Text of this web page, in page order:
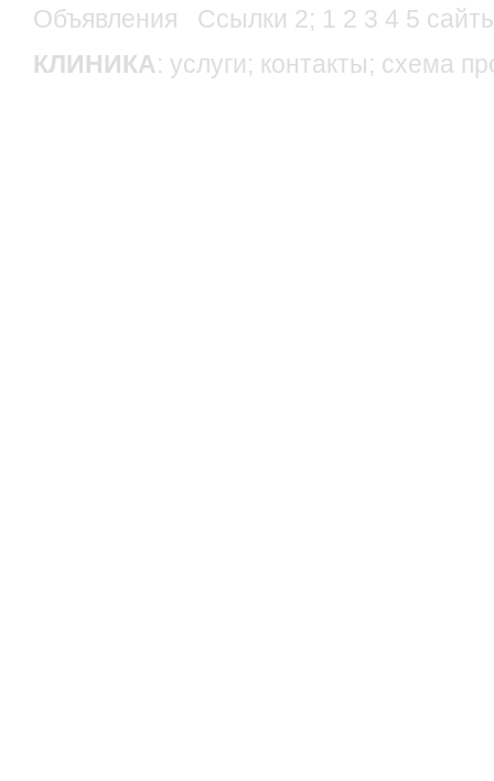
Объявления
Ссылки 2; 1 2 3 4 5
КЛИНИКА: услуги; контакты; схема